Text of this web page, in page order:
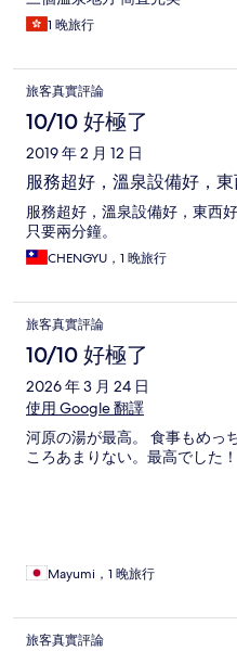
1 晚旅行
旅客真實評論
10/10 好極了
2019 年 2 月 12 日
服務超好，溫泉設備好，東
服務超好，溫泉設備好，東西
只要兩分鐘。
CHENGYU，1 晚旅行
旅客真實評論
10/10 好極了
2026 年 3 月 24 日
使用 Google 翻譯
河原の湯が最高。 食事もめっ
ころあまりない。最高でした！
Mayumi，1 晚旅行
旅客真實評論